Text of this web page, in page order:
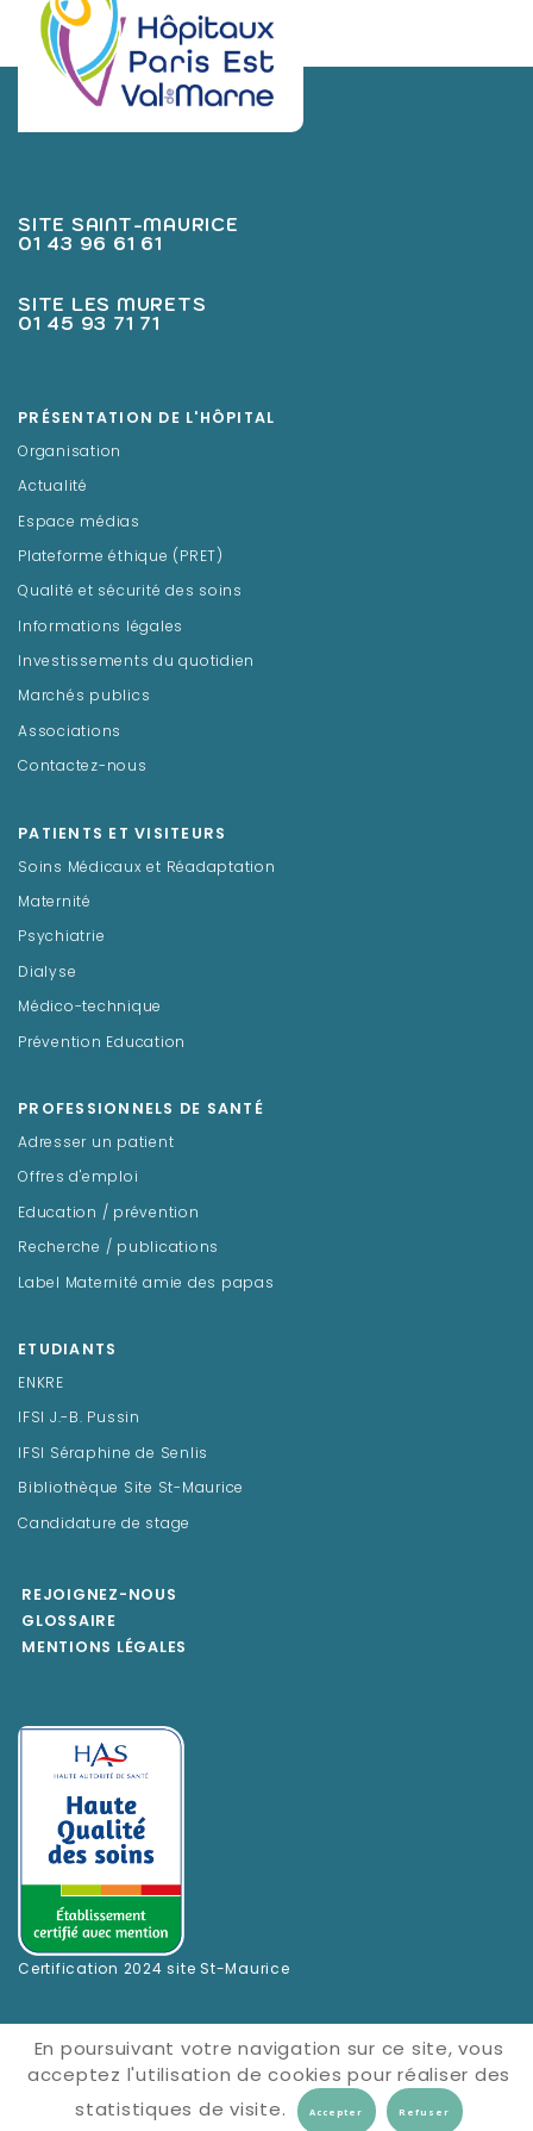
SITE SAINT-MAURICE
01 43 96 61 61
SITE LES MURETS
01 45 93 71 71
PRÉSENTATION DE L'HÔPITAL
Organisation
Actualité
Espace médias
Plateforme éthique (PRET)
Qualité et sécurité des soins
Informations légales
Investissements du quotidien
Marchés publics
Associations
Contactez-nous
PATIENTS ET VISITEURS
Soins Médicaux et Réadaptation
Maternité
Psychiatrie
Dialyse
Médico-technique
Prévention Education
PROFESSIONNELS DE SANTÉ
Adresser un patient
Offres d'emploi
Education / prévention
Recherche / publications
Label Maternité amie des papas
ETUDIANTS
ENKRE
IFSI J.-B. Pussin
IFSI Séraphine de Senlis
Bibliothèque Site St-Maurice
Candidature de stage
REJOIGNEZ-NOUS
GLOSSAIRE
MENTIONS LÉGALES
Certification 2024 site St-Maurice
En poursuivant votre navigation sur ce site, vous
acceptez l'utilisation de cookies pour réaliser des
statistiques de visite.